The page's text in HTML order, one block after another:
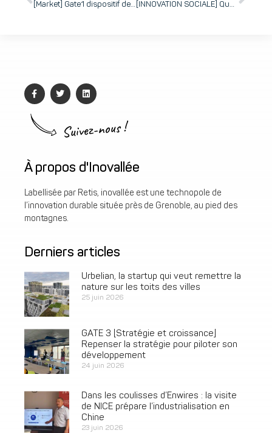
[Market] Gate1 dispositif de soutien au développement commercial des startups
[INNOVATION SOCIALE] Quand la société civile participe à la réflexion sur la médecine prédictive
Suivez-nous !
À propos d'Inovallée
Labellisée par Retis, inovallée est une technopole de
l’innovation durable située près de Grenoble, au pied des
montagnes.
Derniers articles
Urbelian, la startup qui veut remettre la
nature sur les toits des villes
25 juin 2026
GATE 3 [Stratégie et croissance]
Repenser la stratégie pour piloter son
développement
24 juin 2026
Dans les coulisses d’Enwires : la visite
de NICE prépare l’industrialisation en
Chine
23 juin 2026